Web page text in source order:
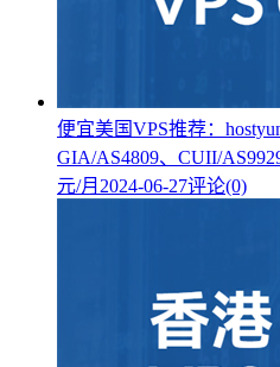
便宜美国VPS推荐：
GIA/AS4809、CUII/
元/月 2024-06-27评论(0)